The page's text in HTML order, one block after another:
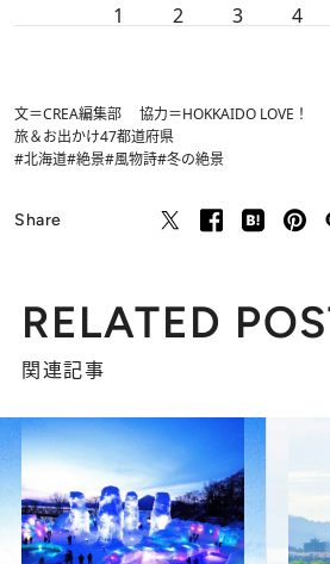
1 2 3 4
文＝CREA編集部 協力＝HOKKAIDO LOVE！
旅＆お出かけ47都道府県
#北海道#絶景#風物詩#冬の絶景
Share
RELATED
関連記事